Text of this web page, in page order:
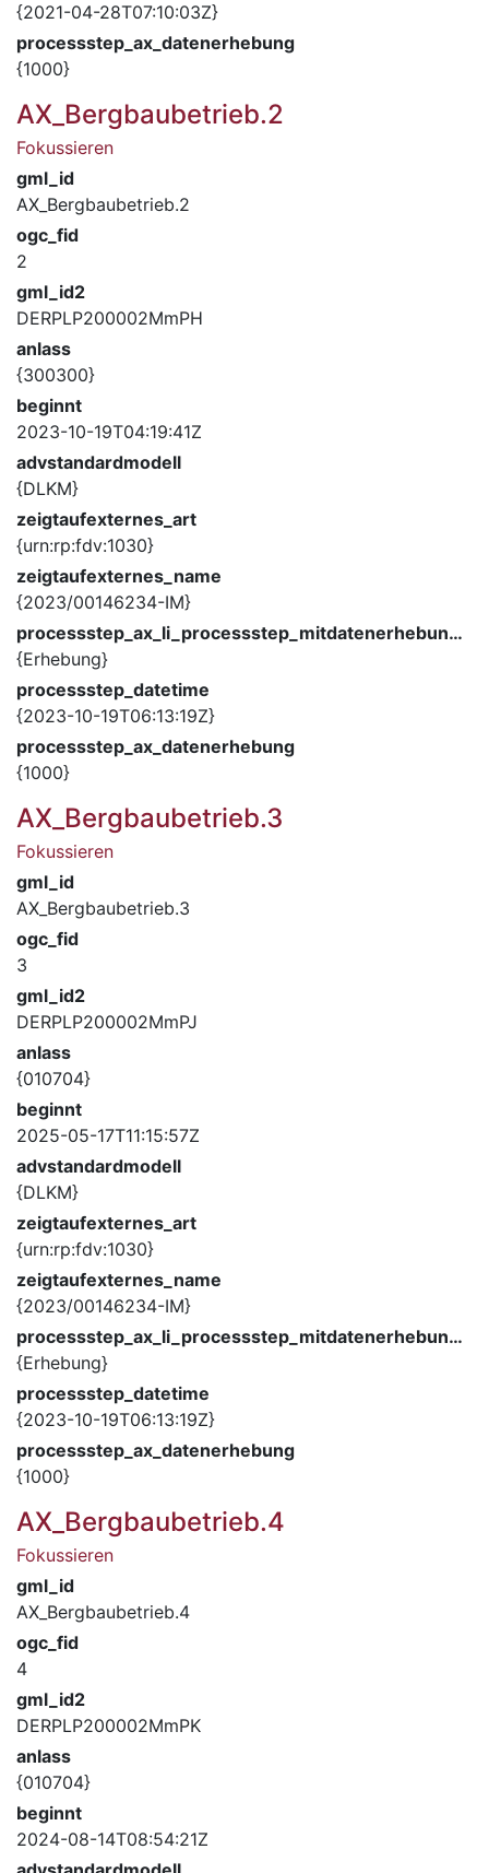
{2021-04-28T07:10:03Z}
processstep_ax_datenerhebung
{1000}
AX_Bergbaubetrieb.2
Fokussieren
gml_id
AX_Bergbaubetrieb.2
ogc_fid
2
gml_id2
DERPLP200002MmPH
anlass
{300300}
beginnt
2023-10-19T04:19:41Z
advstandardmodell
{DLKM}
zeigtaufexternes_art
{urn:rp:fdv:1030}
zeigtaufexternes_name
{2023/00146234-IM}
processstep_ax_li_processstep_mitdatenerhebung_description
{Erhebung}
processstep_datetime
{2023-10-19T06:13:19Z}
processstep_ax_datenerhebung
{1000}
AX_Bergbaubetrieb.3
Fokussieren
gml_id
AX_Bergbaubetrieb.3
ogc_fid
3
gml_id2
DERPLP200002MmPJ
anlass
{010704}
beginnt
2025-05-17T11:15:57Z
advstandardmodell
{DLKM}
zeigtaufexternes_art
{urn:rp:fdv:1030}
zeigtaufexternes_name
{2023/00146234-IM}
processstep_ax_li_processstep_mitdatenerhebung_description
{Erhebung}
processstep_datetime
{2023-10-19T06:13:19Z}
processstep_ax_datenerhebung
{1000}
AX_Bergbaubetrieb.4
Fokussieren
gml_id
AX_Bergbaubetrieb.4
ogc_fid
4
gml_id2
DERPLP200002MmPK
anlass
{010704}
beginnt
2024-08-14T08:54:21Z